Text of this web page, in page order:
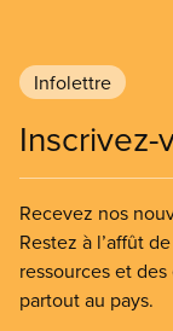
Infolettre
Recevez nos
Restez à l’affût
ressources et
partout au pays.